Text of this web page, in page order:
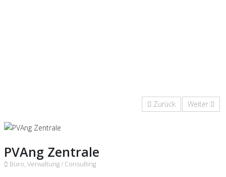
Zurück Weiter
PVAng Zentrale
Büro, Verwaltung / Consulting